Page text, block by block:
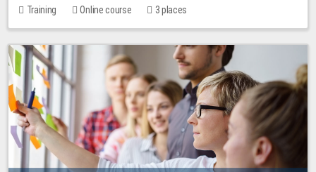
Training Online course 3 places